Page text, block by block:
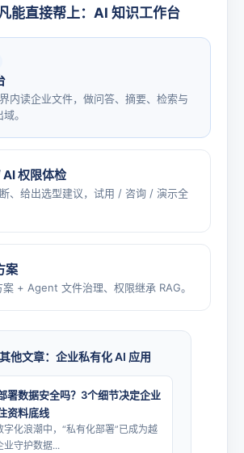
能直接帮上：AI 知识工作台
内读企业文件，做问答、摘要、检索与
。
AI 权限体检
、给出选型建议，试用 / 咨询 / 演示全
案
+ Agent 文件治理、权限继承 RAG。
他文章：企业私有化 AI 应用
署数据安全吗？3个细节决定企业
资料底线
字化浪潮中，“私有化部署”已成为越
业守护数据...